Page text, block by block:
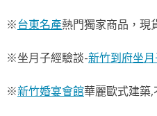
※台東名產熱門獨家商品，現
※坐月子經驗談-新竹到府坐
※新竹婚宴會館華麗歐式建築